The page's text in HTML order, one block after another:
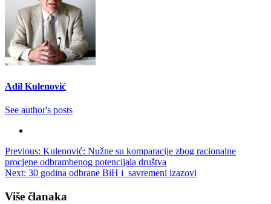
Adil Kulenović
See author's posts
Post
navigation
Previous: Kulenović: Nužne su komparacije zbog racionalne
procjene odbrambenog potencijala društva
Next: 30 godina odbrane BiH i savremeni izazovi
Više članaka